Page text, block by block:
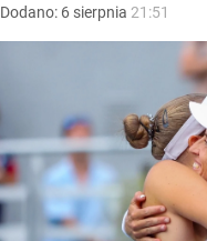
Dodano: 6 sierpnia 21:51